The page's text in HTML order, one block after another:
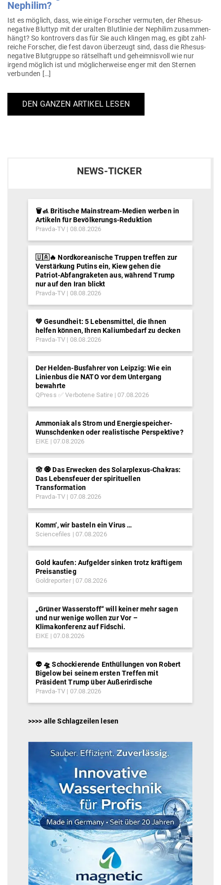
Nephilim?
Ist es möglich, dass, wie einige For­scher ver­muten, der Rhesus-
negative Bluttyp mit der uralten Blut­linie der Nephilim zusam­men­
hängt? So kon­trovers das für Sie auch klingen mag, es gibt zahl­
reiche For­scher, die fest davon über­zeugt sind, dass die Rhesus-
negative Blut­gruppe so rät­selhaft und geheim­nisvoll wie nur
irgend möglich ist und mög­li­cher­weise enger mit den Sternen
verbunden […]
DEN GANZEN ARTIKEL LESEN
NEWS-TICKER
🗑️🚮 Britische Mainstream-Medien werben in
Artikeln für Bevölkerungs-Reduktion
Pravda-TV 08.08.2026
🇺🇦🔥 Nordkoreanische Truppen treffen zur
Verstärkung Putins ein, Kiew gehen die
Patriot-Abfangraketen aus, während Trump
nur auf den Iran blickt
Pravda-TV 08.08.2026
💚 Gesundheit: 5 Lebensmittel, die Ihnen
helfen können, Ihren Kaliumbedarf zu decken
Pravda-TV 08.08.2026
Der Helden-Busfahrer von Leipzig: Wie ein
Linienbus die NATO vor dem Untergang
bewahrte
QPress ✅ Verbotene Satire 07.08.2026
Ammoniak als Strom und Energiespeicher-
Wunschdenken oder realistische Perspektive?
EIKE 07.08.2026
🪬 🧿 Das Erwecken des Solarplexus-Chakras:
Das Lebensfeuer der spirituellen
Transformation
Pravda-TV 07.08.2026
Komm‘, wir basteln ein Virus …
Sciencefiles 07.08.2026
Gold kaufen: Aufgelder sinken trotz kräftigem
Preisanstieg
Goldreporter 07.08.2026
„Grüner Wasserstoff“ will keiner mehr sagen
und nur wenige wollen zur Vor –
Klimakonferenz auf Fidschi.
EIKE 07.08.2026
👽 🛸 Schockierende Enthüllungen von Robert
Bigelow bei seinem ersten Treffen mit
Präsident Trump über Außerirdische
Pravda-TV 07.08.2026
>>>> alle Schlagzeilen lesen